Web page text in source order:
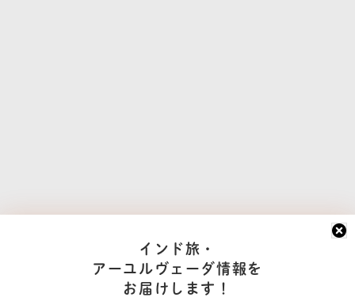
インド旅・
アーユルヴェーダ情報を
お届けします！